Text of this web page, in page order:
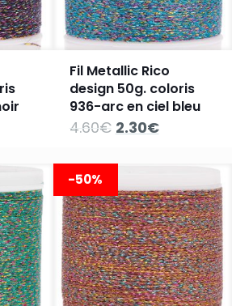
Fil Metallic Rico
design 50g. coloris
936-arc en ciel bleu
4.60€ Le
4.60€.
2.30€Le
2.30€.
-50%